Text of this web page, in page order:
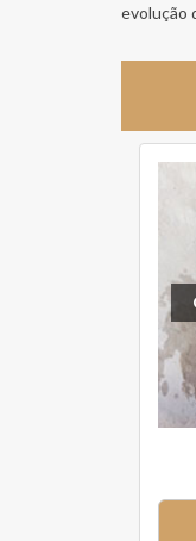
evolução